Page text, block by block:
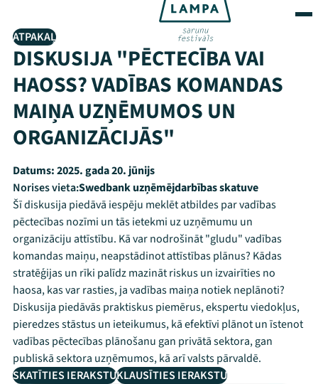
ATPAKAĻ
DISKUSIJA "PĒCTECĪBA VAI
HAOSS? VADĪBAS KOMANDAS
MAIŅA UZŅĒMUMOS UN
ORGANIZĀCIJĀS"
Datums:2025. gada 20. jūnijs
Norises vieta:Swedbank uzņēmējdarbības skatuve
Šī diskusija piedāvā iespēju meklēt atbildes par vadības
pēctecības nozīmi un tās ietekmi uz uzņēmumu un
organizāciju attīstību. Kā var nodrošināt "gludu" vadības
komandas maiņu, neapstādinot attīstības plānus? Kādas
stratēģijas un rīki palīdz mazināt riskus un izvairīties no
haosa, kas var rasties, ja vadības maiņa notiek neplānoti?
Diskusija piedāvās praktiskus piemērus, ekspertu viedokļus,
pieredzes stāstus un ieteikumus, kā efektīvi plānot un īstenot
vadības pēctecības plānošanu gan privātā sektora, gan
publiskā sektora uzņēmumos, kā arī valsts pārvaldē.
SKATĪTIES IERAKSTUKLAUSĪTIES IERAKSTU